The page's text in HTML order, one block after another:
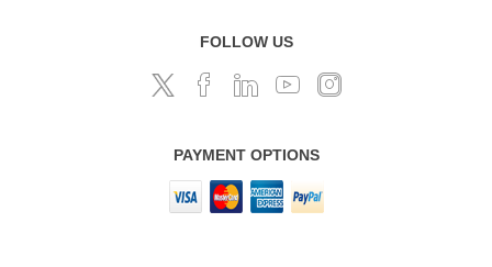
FOLLOW US
PAYMENT OPTIONS